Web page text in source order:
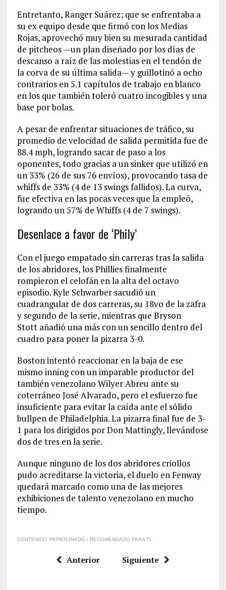
Entretanto, Ranger Suárez; que se enfrentaba a
su ex equipo desde que firmó con los Medias
Rojas, aprovechó muy bien su mesurada cantidad
de pitcheos —un plan diseñado por los días de
descanso a raíz de las molestias en el tendón de
la corva de su última salida— y guillotinó a ocho
contrarios en 5.1 capítulos de trabajo en blanco
en los que también toleró cuatro incogibles y una
base por bolas.
A pesar de enfrentar situaciones de tráfico, su
promedio de velocidad de salida permitida fue de
88.4 mph, logrando sacar de paso a los
oponentes, todo gracias a un sinker que utilizó en
un 33% (26 de sus 76 envíos), provocando tasa de
whiffs de 33% (4 de 13 swings fallidos). La curva,
fue efectiva en las pocas veces que la empleó,
logrando un 57% de Whiffs (4 de 7 swings).
Desenlace a favor de ‘Phily’
Con el juego empatado sin carreras tras la salida
de los abridores, los Phillies finalmente
rompieron el celofán en la alta del octavo
episodio. Kyle Schwarber sacudió un
cuadrangular de dos carreras, su 18vo de la zafra
y segundo de la serie, mientras que Bryson
Stott añadió una más con un sencillo dentro del
cuadro para poner la pizarra 3-0.
Boston intentó reaccionar en la baja de ese
mismo inning con un imparable productor del
también venezolano Wilyer Abreu ante su
coterráneo José Alvarado, pero el esfuerzo fue
insuficiente para evitar la caída ante el sólido
bullpen de Philadelphia. La pizarra final fue de 3-
1 para los dirigidos por Don Mattingly, llevándose
dos de tres en la serie.
Aunque ninguno de los dos abridores criollos
pudo acreditarse la victoria, el duelo en Fenway
quedará marcado como una de las mejores
exhibiciones de talento venezolano en mucho
tiempo.
CONTENIDO PATROCINADO / RECOMENDADO PARA TI
Anterior Siguiente